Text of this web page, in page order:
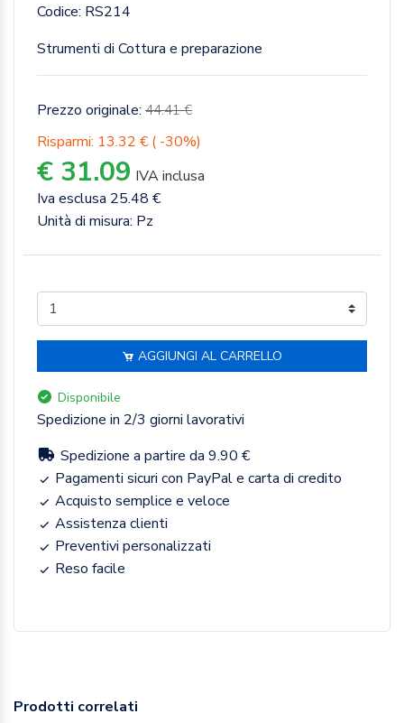
Codice: RS214
Strumenti di Cottura e preparazione
Prezzo originale: 44.41 €
Risparmi: 13.32 € ( -30%)
€ 31.09 IVA inclusa
Iva esclusa 25.48 €
Unità di misura: Pz
AGGIUNGI AL CARRELLO
Disponibile
Spedizione in 2/3 giorni lavorativi
Spedizione a partire da 9.90 €
Pagamenti sicuri con PayPal e carta di credito
Acquisto semplice e veloce
Assistenza clienti
Preventivi personalizzati
Reso facile
Prodotti correlati